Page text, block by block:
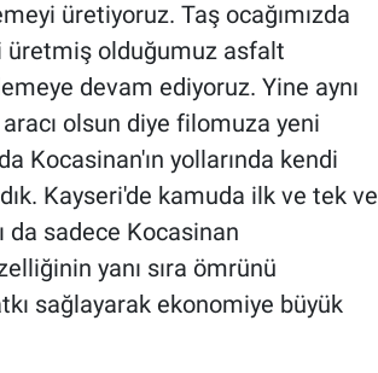
üretiyoruz. Taş ocağımızda
üretmiş olduğumuz asfalt
devam ediyoruz. Yine aynı
olsun diye filomuza yeni
Kocasinan'ın yollarında kendi
Kayseri'de kamuda ilk ve tek ve
da sadece Kocasinan
yanı sıra ömrünü
sağlayarak ekonomiye büyük